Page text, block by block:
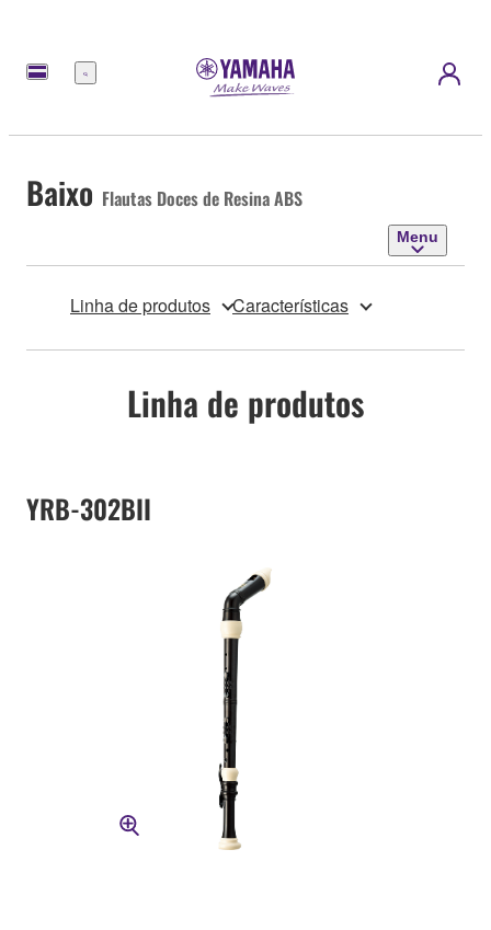
Menu
Baixo Flautas Doces de Resina ABS
Menu
Linha de produtos Características
Linha de produtos
YRB-302BII